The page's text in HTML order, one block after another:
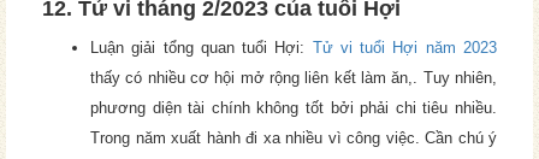
12. Tử vi tháng 2/2023 của tuổi Hợi
Luận giải tổng quan tuổi Hợi: Tử vi tuổi Hợi năm 2023
thấy có nhiều cơ hội mở rộng liên kết làm ăn,. Tuy nhiên,
phương diện tài chính không tốt bởi phải chi tiêu nhiều.
Trong năm xuất hành đi xa nhiều vì công việc. Cần chú ý